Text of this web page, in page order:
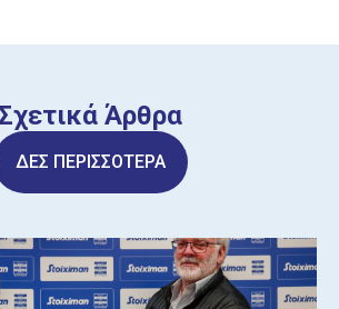
Άρθρα
ΔΕΣ ΠΕΡΙΣΣΟΤΕΡΑ